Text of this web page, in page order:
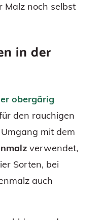
Malz noch selbst
in der
obergärig
den rauchigen
mit dem
verwendet,
Sorten, bei
auch